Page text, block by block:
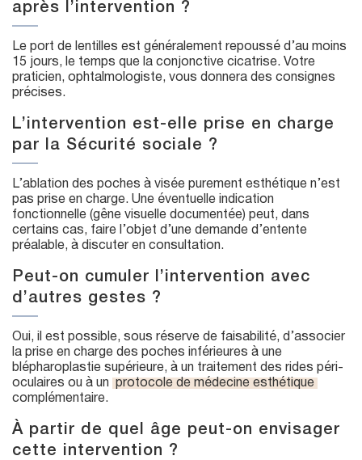
après l’intervention ?
Le port de lentilles est généralement repoussé d’au moins
15 jours, le temps que la conjonctive cicatrise. Votre
praticien, ophtalmologiste, vous donnera des consignes
précises.
L’intervention est-elle prise en charge
par la Sécurité sociale ?
L’ablation des poches à visée purement esthétique n’est
pas prise en charge. Une éventuelle indication
fonctionnelle (gêne visuelle documentée) peut, dans
certains cas, faire l’objet d’une demande d’entente
préalable, à discuter en consultation.
Peut-on cumuler l’intervention avec
d’autres gestes ?
Oui, il est possible, sous réserve de faisabilité, d’associer
la prise en charge des poches inférieures à une
blépharoplastie supérieure, à un traitement des rides péri-
oculaires ou à un
protocole de médecine esthétique
complémentaire.
À partir de quel âge peut-on envisager
cette intervention ?